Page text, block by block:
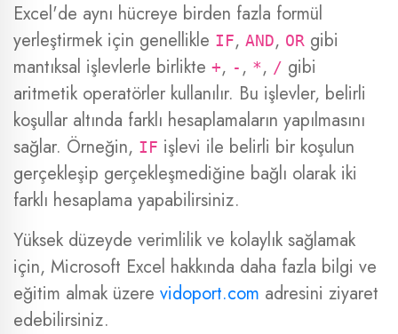
Excel'de aynı hücreye birden fazla formül
yerleştirmek için genellikle IF, AND, OR gibi
mantıksal işlevlerle birlikte +, - , *, / gibi
aritmetik operatörler kullanılır. Bu işlevler, belirli
koşullar altında farklı hesaplamaların yapılmasını
sağlar. Örneğin, IF işlevi ile belirli bir koşulun
gerçekleşip gerçekleşmediğine bağlı olarak iki
farklı hesaplama yapabilirsiniz.
Yüksek düzeyde verimlilik ve kolaylık sağlamak
için, Microsoft Excel hakkında daha fazla bilgi ve
eğitim almak üzere vidoport.com adresini ziyaret
edebilirsiniz.